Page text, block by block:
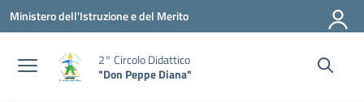
Vai ai contenuti
Vai al menu di navigazione
Vai al footer
Ministero dell'Istruzione e del Merito
2° Circolo Didattico
"Don Peppe Diana"